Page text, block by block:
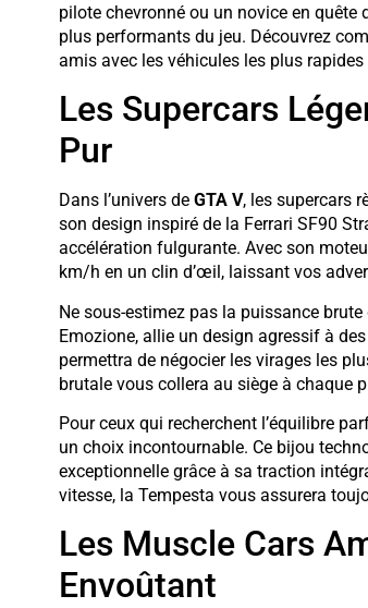
pilote chevronné ou un novice en quête
plus performants du jeu. Découvrez
amis avec les véhicules les plus
Les Supercars
Pur
Dans l’univers de GTA V, les supercars
son design inspiré de la Ferrari SF90
accélération fulgurante. Avec son
km/h en un clin d’œil, laissant vos
Ne sous-estimez pas la puissance brute
Emozione, allie un design agressif à
permettra de négocier les virages les
brutale vous collera au siège à chaque
Pour ceux qui recherchent l’équilibre
un choix incontournable. Ce bijou
exceptionnelle grâce à sa traction
vitesse, la Tempesta vous assurera
Les Muscle Cars
Envoûtant